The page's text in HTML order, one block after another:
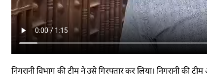
निगरानी विभाग की टीम ने उसे गिरफ्तार कर लिया। निगरानी की